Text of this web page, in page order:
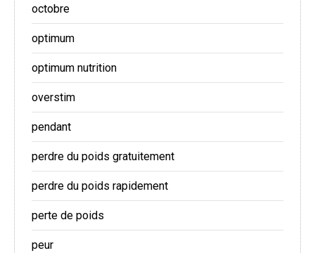
octobre
optimum
optimum nutrition
overstim
pendant
perdre du poids gratuitement
perdre du poids rapidement
perte de poids
peur